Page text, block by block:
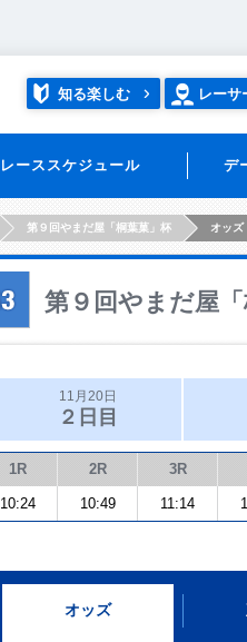
知る楽しむ レーサ
レーススケジュール デ
第９回やまだ屋「桐葉菓」杯 オッズ
第９回やまだ屋
11月20日
２日目
1R 2R 3R
10:24 10:49 11:14
オッズ